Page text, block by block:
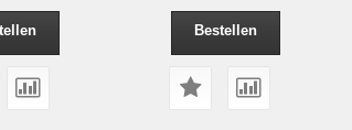
Bestellen